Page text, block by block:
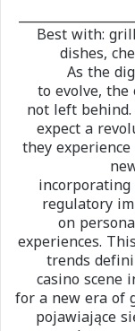
____________ Best
dishes,
As the
to evolve,
not left
expect a
they
incorporating
regulatory
on
experiences.
trends
casino scene
for a new era of
pojawiające